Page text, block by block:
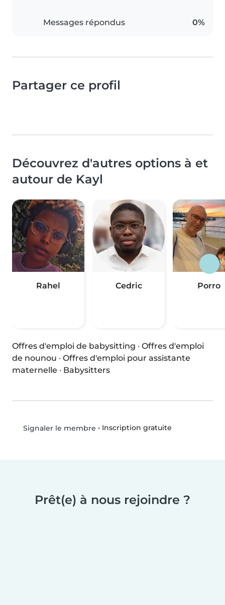
Messages répondus 0%
Partager ce profil
Découvrez d'autres options à et
autour de Kayl
Rahel Cedric Porro
Offres d'emploi de babysitting · Offres d'emploi
de nounou · Offres d'emploi pour assistante
maternelle · Babysitters
Signaler le membre • Inscription gratuite
Prêt(e) à nous rejoindre ?